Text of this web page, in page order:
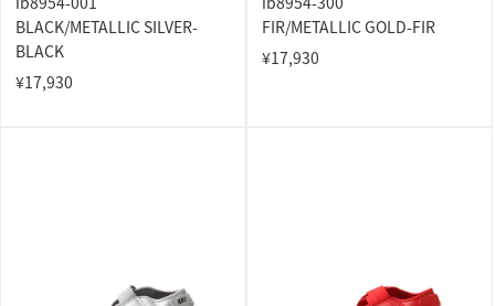
BLACK/METALLIC SILVER-
BLACK
¥17,930
FIR/METALLIC GOLD-FIR
¥17,930